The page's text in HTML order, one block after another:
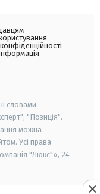
словами
"Позиція".
можна
Усі права
"Люкс"», 24